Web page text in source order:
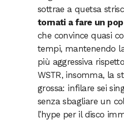
sottrae a quetsa
tornati a fare un
che convince quasi
tempi, mantenendo
più aggressiva
WSTR, insomma, la
grossa: infilare sei
senza sbagliare un
l’hype per il disco